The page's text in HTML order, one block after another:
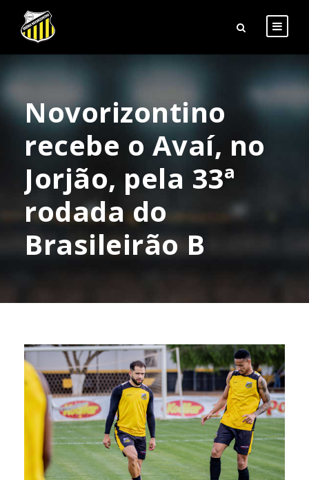
Novorizontino
recebe o Avaí, no
Jorjão, pela 33ª
rodada do
Brasileirão B